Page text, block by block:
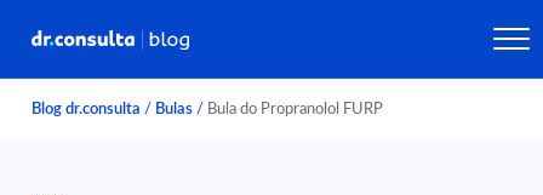
Blog dr.consulta / Bulas / Bula do Propranolol FURP